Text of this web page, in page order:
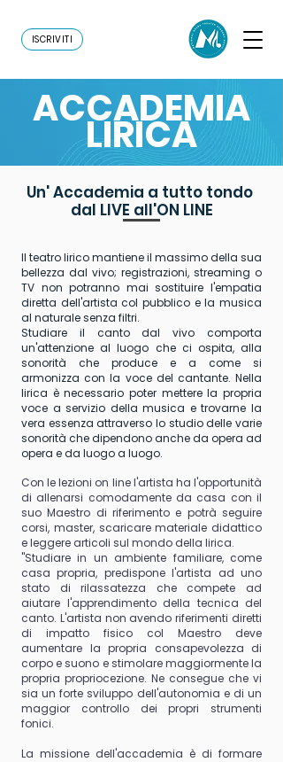
ISCRIVITI
ACCADEMIA
LIRICA
Un' Accademia a tutto tondo
dal LIVE all'ON LINE
Il teatro lirico mantiene il massimo della sua
bellezza dal vivo; registrazioni, streaming o
TV non potranno mai sostituire l'empatia
diretta dell'artista col pubblico e la musica
al naturale senza filtri.
Studiare il canto dal vivo comporta
un'attenzione al luogo che ci ospita, alla
sonorità che produce e a come si
armonizza con la voce del cantante. Nella
lirica è necessario poter mettere la propria
voce a servizio della musica e trovarne la
vera essenza attraverso lo studio delle varie
sonorità che dipendono anche da opera ad
opera e da luogo a luogo.
Con le lezioni on line l'artista ha l'opportunità
di allenarsi comodamente da casa con il
suo Maestro di riferimento e potrà seguire
corsi, master, scaricare materiale didattico
e leggere articoli sul mondo della lirica.
"Studiare in un ambiente familiare, come
casa propria, predispone l'artista ad uno
stato di rilassatezza che compete ad
aiutare l'apprendimento della tecnica del
canto. L'artista non avendo riferimenti diretti
di impatto fisico col Maestro deve
aumentare la propria consapevolezza di
corpo e suono e stimolare maggiormente la
propria propriocezione. Ne consegue che vi
sia un forte sviluppo dell'autonomia e di un
maggior controllo dei propri strumenti
fonici.
La missione dell'accademia è di formare